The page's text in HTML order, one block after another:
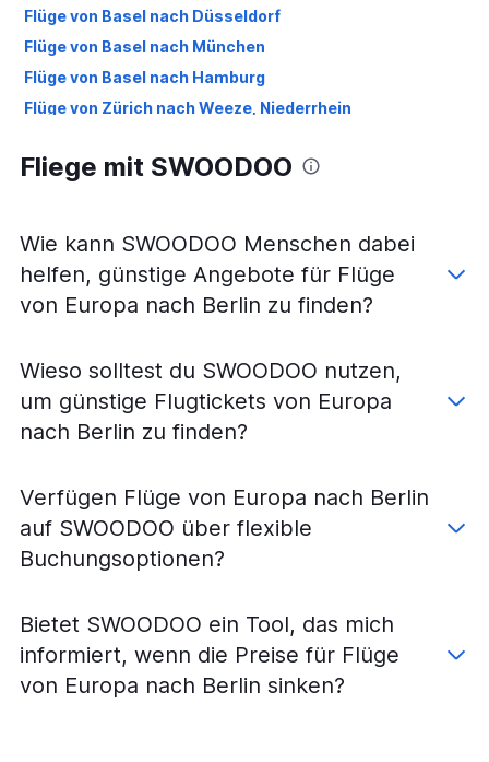
Flüge von Basel nach Düsseldorf
Flüge von Basel nach München
Flüge von Basel nach Hamburg
Flüge von Zürich nach Weeze, Niederrhein
Flüge von Basel nach Köln
Flüge von Genf nach Berlin
Flüge von Oakland nach München
Flüge von Genf nach Hamburg
Flüge von Genf nach Frankfurt am Main
Flüge von Zürich nach Sylt
Flüge von Zürich nach München
Flüge von Genf nach München
Flüge von Zürich nach Leipzig
Flüge von Zürich nach Dresden
Flüge von Basel nach Dresden
Flüge von Genf nach Köln
Fliege mit SWOODOO
Wie kann SWOODOO Menschen dabei
helfen, günstige Angebote für Flüge
von Europa nach Berlin zu finden?
Wieso solltest du SWOODOO nutzen,
um günstige Flugtickets von Europa
nach Berlin zu finden?
Verfügen Flüge von Europa nach Berlin
auf SWOODOO über flexible
Buchungsoptionen?
Bietet SWOODOO ein Tool, das mich
informiert, wenn die Preise für Flüge
von Europa nach Berlin sinken?